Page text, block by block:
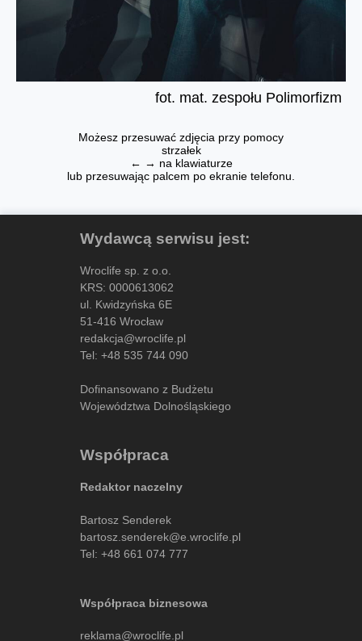
fot. mat. zespołu Polimorfizm
Możesz przesuwać zdjęcia przy pomocy
strzałek
← → na klawiaturze
lub przesuwając palcem po ekranie telefonu.
Wydawcą serwisu jest:
Wroclife sp. z o.o.
KRS: 0000613062
ul. Kwidzyńska 6E
51-416 Wrocław
redakcja@wroclife.pl
Tel: +48 535 744 090
Dofinansowano z Budżetu
Województwa Dolnośląskiego
Współpraca
Redaktor naczelny
Bartosz Senderek
bartosz.senderek@e.wroclife.pl
Tel: +48 661 074 777
Współpraca biznesowa
reklama@wroclife.pl